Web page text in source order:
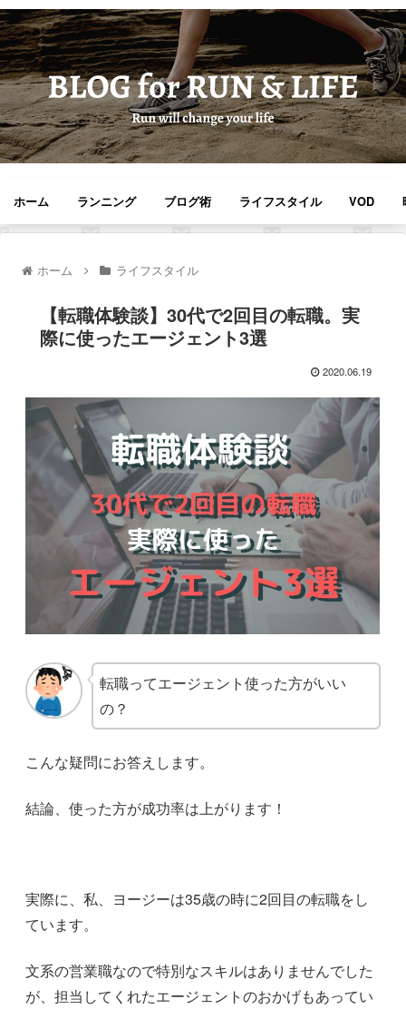
ホーム ランニング ブログ術 ライフスタイル VOD
ホーム ライフスタイル
【転職体験談】30代で2回目の転職。実
際に使ったエージェント3選
2020.06.19
転職ってエージェント使った方がいい
の？
こんな疑問にお答えします。
結論、使った方が成功率は上がります！
実際に、私、ヨージーは35歳の時に2回目の転職をし
ています。
文系の営業職なので特別なスキルはありませんでした
が、担当してくれたエージェントのおかげもあってい